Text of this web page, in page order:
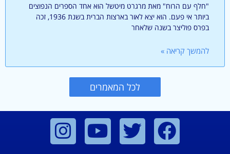
"חלף עם הרוח" מאת מרגרט מיטשל הוא אחד הספרים הנפוצים
ביותר אי פעם. הוא יצא לאור בארצות הברית בשנת 1936, זכה
בפרס פוליצר בשנה שלאחר
להמשך קריאה »
לכל המאמרים